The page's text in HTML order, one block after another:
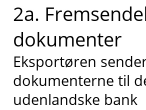
2a.
dokumenter
Eksportøren
dokumenterne til
udenlandske bank